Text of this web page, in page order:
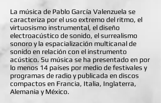
La música de Pablo García Valenzuela se
caracteriza por el uso extremo del ritmo, el
virtuosismo instrumental, el diseño
electroacústico de sonido, el surrealismo
sonoro y la espacialización multicanal de
sonido en relación con el instrumento
acústico. Su música se ha presentado en por
lo menos 14 países por medio de festivales y
programas de radio y publicada en discos
compactos en Francia, Italia, Inglaterra,
Alemania y México.